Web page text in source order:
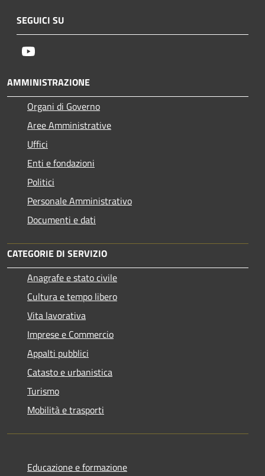
SEGUICI SU
AMMINISTRAZIONE
Organi di Governo
Aree Amministrative
Uffici
Enti e fondazioni
Politici
Personale Amministrativo
Documenti e dati
CATEGORIE DI SERVIZIO
Anagrafe e stato civile
Cultura e tempo libero
Vita lavorativa
Imprese e Commercio
Appalti pubblici
Catasto e urbanistica
Turismo
Mobilità e trasporti
Educazione e formazione